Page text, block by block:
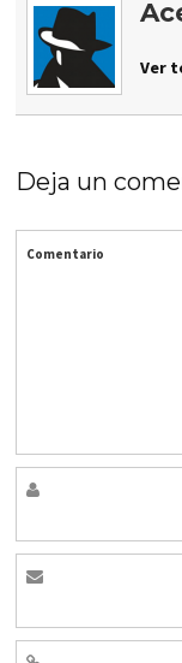
Ver
Deja un
Comentario